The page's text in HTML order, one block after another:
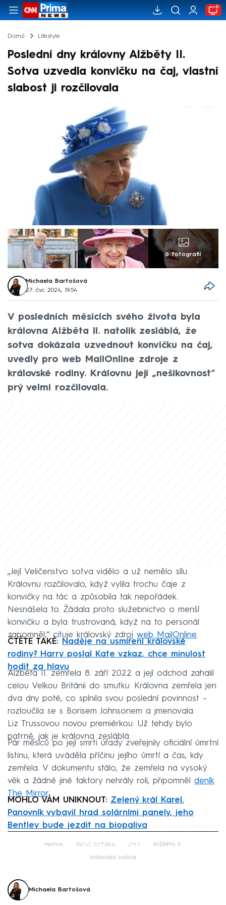
Domů Lifestyle
Poslední dny královny Alžběty II.
Sotva uzvedla konvičku na čaj, vlastní
slabost ji rozčilovala
6 fotografií
Michaela Bartošová
27. čvc 2024, 19:54
V posledních měsících svého života byla
královna Alžběta II. natolik zesláblá, že
sotva dokázala uzvednout konvičku na čaj,
uvedly pro web MailOnline zdroje z
královské rodiny. Královnu její „nešikovnost“
prý velmi rozčilovala.
„Její Veličenstvo sotva vidělo a už nemělo sílu.
Královnu rozčilovalo, když vylila trochu čaje z
konvičky na tác a způsobila tak nepořádek.
Nesnášela to. Žádala proto služebnictvo o menší
konvičku a byla frustrovaná, když na to personál
zapomněl,“ cituje královský zdroj web MailOnline.
ČTĚTE TAKÉ: Naděje na usmíření královské
rodiny? Harry poslal Kate vzkaz, chce minulost
hodit za hlavu
Alžběta II. zemřela 8. září 2022 a její odchod zahalil
celou Velkou Británii do smutku. Královna zemřela jen
dva dny poté, co splnila svou poslední povinnost –
rozloučila se s Borisem Johnsonem a jmenovala
Liz Trussovou novou premiérkou. Už tehdy bylo
patrné, jak je královna zesláblá.
Pár měsíců po její smrti úřady zveřejnily oficiální úmrtní
listinu, která uváděla příčinu jejího úmrtí a čas, kdy
zemřela. V dokumentu stálo, že zemřela na vysoký
věk a žádné jiné faktory nehrály roli, připomněl deník
The Mirror.
MOHLO VÁM UNIKNOUT: Zelený král Karel.
Panovník vybavil hrad solárními panely, jeho
Bentley bude jezdit na biopaliva
Failed to fetch
nemoc Velká Británie smrt Alžběta II.
královská rodina
Michaela Bartošová